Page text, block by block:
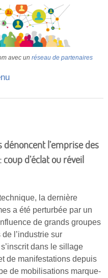
avec un réseau de partenaires
l’emprise des
d’éclat ou réveil
la dernière
a été perturbée par un
de grands groupes
l’industrie sur
dans le sillage
de manifestations depuis
de mobilisations marque-